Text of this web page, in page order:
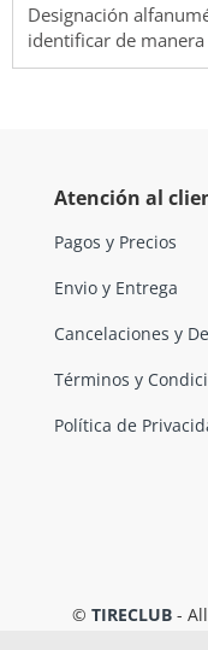
Designación
identificar de
Atención al
Pagos y Precios
Envio y Entrega
Cancelaciones y
Términos y
Política de
© TIRECLUB -